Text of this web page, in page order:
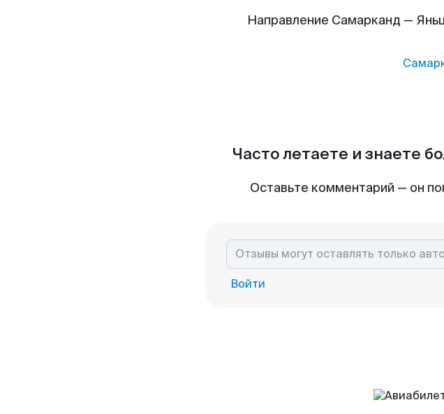
Направление Самарканд —
Часто летаете и знаете
Оставьте комментарий — он
Войти